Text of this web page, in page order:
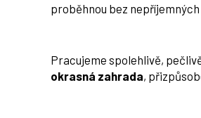
proběhnou bez
Pracujeme spolehlivě,
okrasná zahrada,